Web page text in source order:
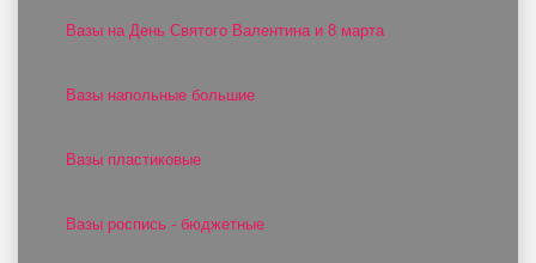
Вазы на День Святого Валентина и 8 марта
Вазы напольные большие
Вазы пластиковые
Вазы роспись - бюджетные